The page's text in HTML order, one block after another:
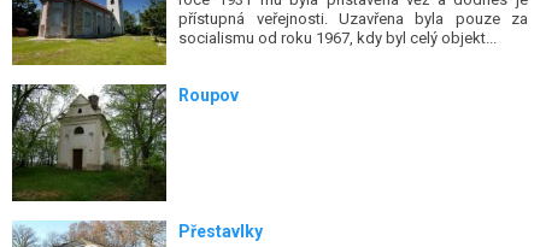
přístupná veřejnosti. Uzavřena byla pouze za
socialismu od roku 1967, kdy byl celý objekt...
Roupov
Přestavlky